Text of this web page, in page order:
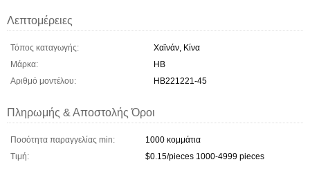
Λεπτομέρειες
Τόπος καταγωγής:
Χαϊνάν, Κίνα
Μάρκα:
HB
Αριθμό μοντέλου:
HB221221-45
Πληρωμής & Αποστολής Όροι
Ποσότητα παραγγελίας min:
1000 κομμάτια
Τιμή:
$0.15/pieces 1000-4999 pieces